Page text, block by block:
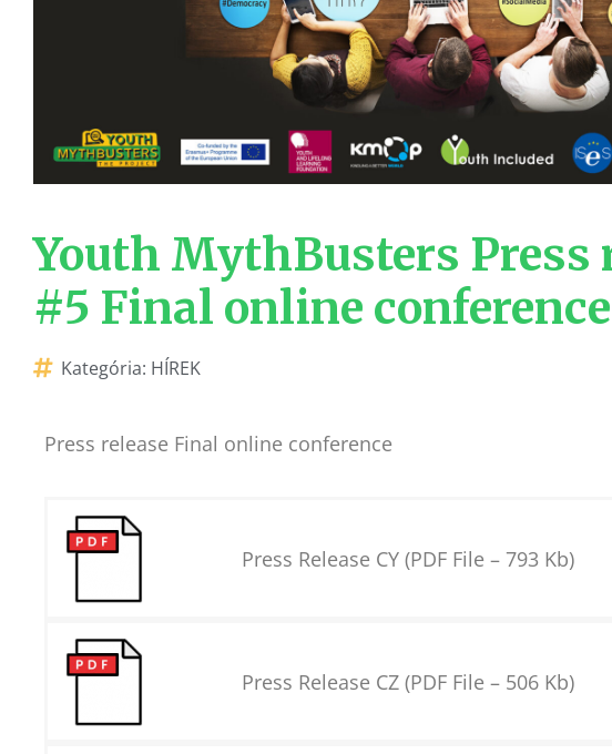
Youth MythBusters Press
#5 Final online conference
Kategória: HÍREK
Press release Final online conference
Press Release CY (PDF File – 793 Kb)
Press Release CZ (PDF File – 506 Kb)